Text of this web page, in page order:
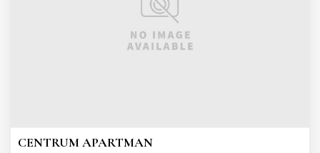
CENTRUM APARTMAN